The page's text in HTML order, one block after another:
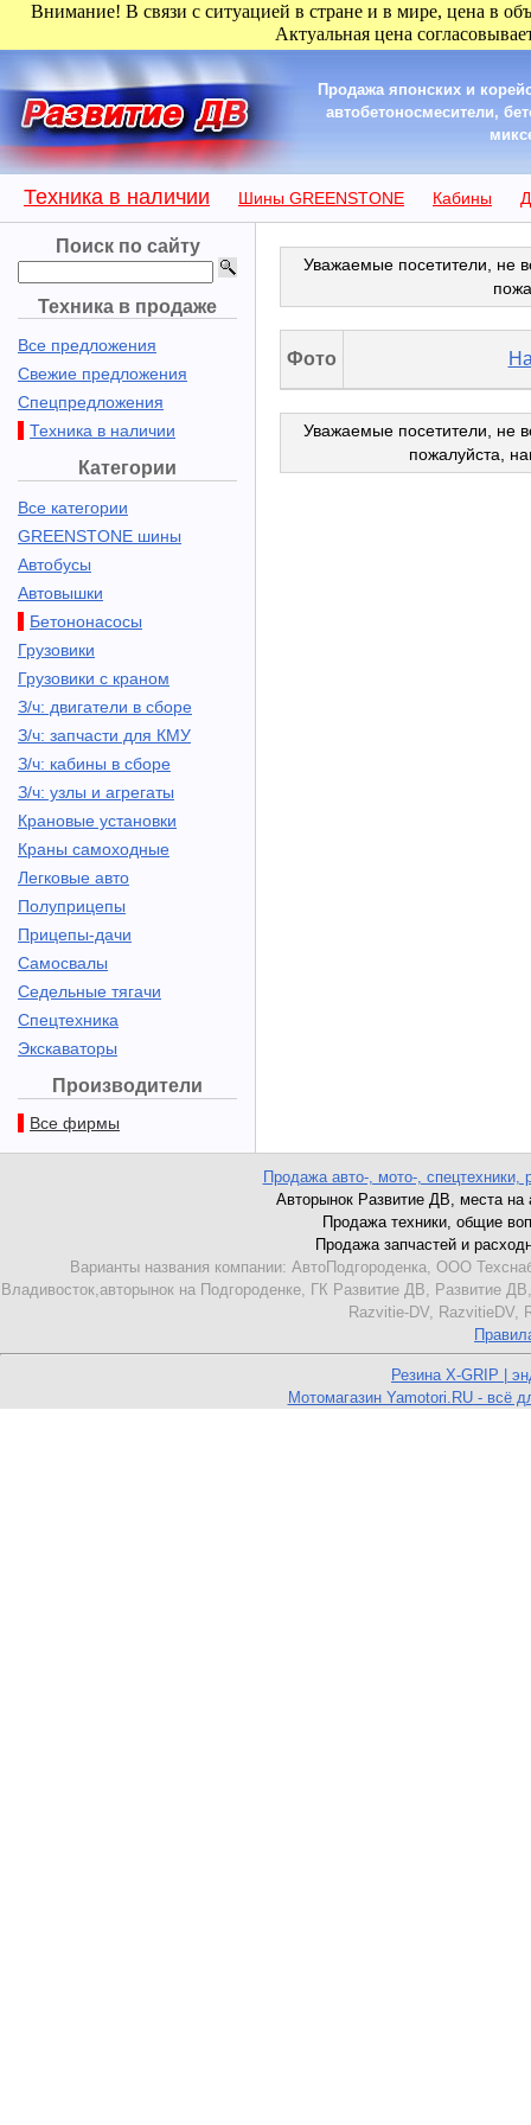
Внимание! В связи с ситуацией в стране и в мире, цена в
Актуальная цена
Продажа японских и
автобетоносмесители,
Техника в наличии Шины GREENSTONE Кабины
Поиск по сайту
Техника в продаже
Все предложения
Свежие предложения
Спецпредложения
Техника в наличии
Категории
Все категории
GREENSTONE шины
Автобусы
Автовышки
Бетононасосы
Грузовики
Грузовики с краном
З/ч: двигатели в сборе
З/ч: запчасти для КМУ
З/ч: кабины в сборе
З/ч: узлы и агрегаты
Крановые установки
Краны самоходные
Легковые авто
Полуприцепы
Прицепы-дачи
Самосвалы
Седельные тягачи
Спецтехника
Экскаваторы
Производители
Все фирмы
Уважаемые посетители, не
Фото
Уважаемые посетители, не
пожалуйста,
Продажа авто-, мото-, спецтехники,
Авторынок Развитие ДВ, места на
Продажа техники, общие
Продажа запчастей и
Варианты названия компании: АвтоПодгороденка, ООО
Владивосток,авторынок на Подгороденке, ГК Развитие ДВ,
Razvitie-DV, RazvitieDV,
Резина X-GRIP |
Мотомагазин Yamotori.RU - всё